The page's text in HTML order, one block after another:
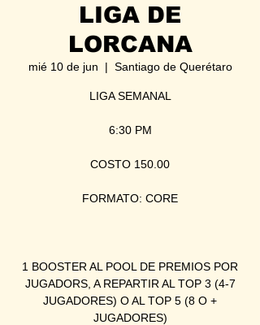
LIGA DE
LORCANA
mié 10 de jun
  |
Santiago de Querétaro
LIGA SEMANAL
6:30 PM
COSTO 150.00
FORMATO: CORE
1 BOOSTER AL POOL DE PREMIOS POR
JUGADORS, A REPARTIR AL TOP 3 (4-7
JUGADORES) O AL TOP 5 (8 O +
JUGADORES)